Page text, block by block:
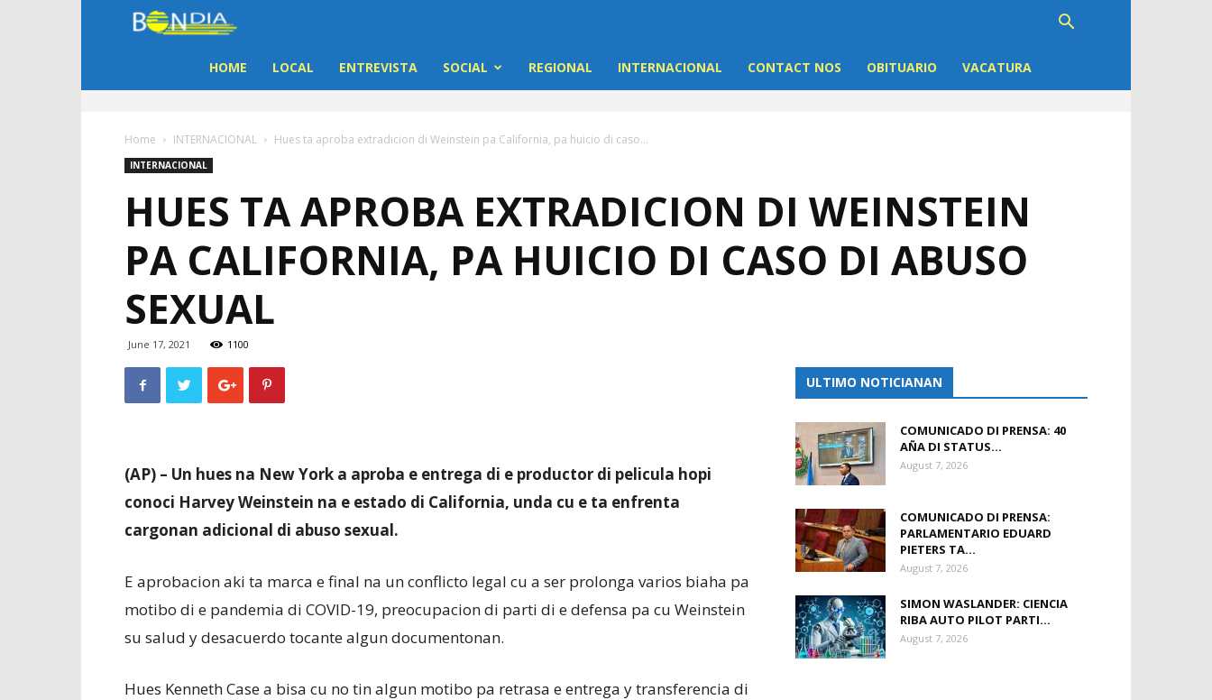
Dia
Noticia
di
Aruba
HOME LOCAL ENTREVISTA SOCIAL REGIONAL INTERNACIONAL CONTACT NOS OBITUARIO VACATURA
Home INTERNACIONAL Hues ta aproba extradicion di Weinstein pa California, pa huicio di caso...
INTERNACIONAL
HUES TA APROBA EXTRADICION DI WEINSTEIN
PA CALIFORNIA, PA HUICIO DI CASO DI ABUSO
SEXUAL
June 17, 2021 1100
(AP) – Un hues na New York a aproba e entrega di e productor di pelicula hopi
conoci Harvey Weinstein na e estado di California, unda cu e ta enfrenta
cargonan adicional di abuso sexual.
E aprobacion aki ta marca e final na un conflicto legal cu a ser prolonga varios biaha pa
motibo di e pandemia di COVID-19, preocupacion di parti di e defensa pa cu Weinstein
su salud y desacuerdo tocante algun documentonan.
Hues Kenneth Case a bisa cu no tin algun motibo pa retrasa e entrega y transferencia di
ULTIMO NOTICIANAN
COMUNICADO DI PRENSA: 40
AÑA DI STATUS...
August 7, 2026
COMUNICADO DI PRENSA:
PARLAMENTARIO EDUARD
PIETERS TA...
August 7, 2026
SIMON WASLANDER: CIENCIA
RIBA AUTO PILOT PARTI...
August 7, 2026